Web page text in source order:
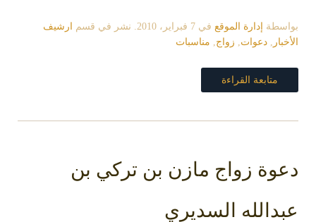
بواسطة إدارة الموقع في 7 فبراير، 2010 . نشر في قسم
ارشيف
الأخبار , دعوات, زواج, مناسبات
متابعة القراءة
دعوة زواج مازن بن تركي بن
عبدالله السديري